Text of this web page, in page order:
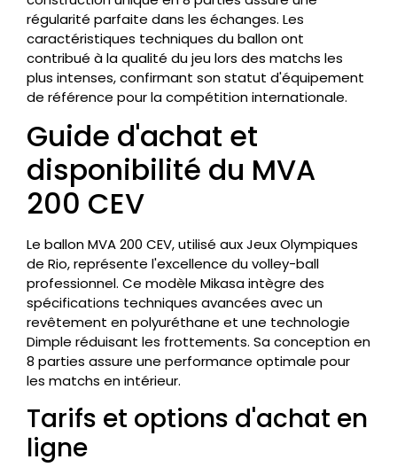
régularité parfaite dans les échanges. Les
caractéristiques techniques du ballon ont
contribué à la qualité du jeu lors des matchs les
plus intenses, confirmant son statut d'équipement
de référence pour la compétition internationale.
Guide d'achat et
disponibilité du MVA
200 CEV
Le ballon MVA 200 CEV, utilisé aux Jeux Olympiques
de Rio, représente l'excellence du volley-ball
professionnel. Ce modèle Mikasa intègre des
spécifications techniques avancées avec un
revêtement en polyuréthane et une technologie
Dimple réduisant les frottements. Sa conception en
8 parties assure une performance optimale pour
les matchs en intérieur.
Tarifs et options d'achat en
ligne